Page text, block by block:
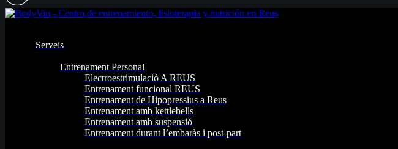
Serveis
Entrenament Personal
Electroestrimulació A REUS
Entrenament funcional REUS
Entrenament de Hipopressius a Reus
Entrenament amb kettlebells
Entrenament amb suspensió
Entrenament durant l’embaràs i post-part